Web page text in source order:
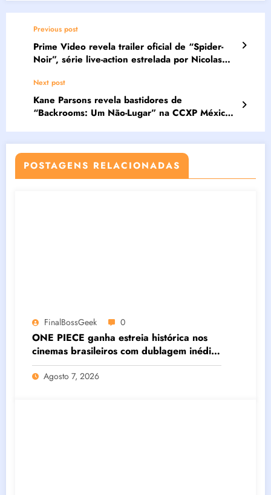
Previous post
Prime Video revela trailer oficial de “Spider-
Noir”, série live-action estrelada por Nicolas
Next post
Kane Parsons revela bastidores de
“Backrooms: Um Não-Lugar” na CCXP México:
POSTAGENS RELACIONADAS
FinalBossGeek 0
ONE PIECE ganha estreia histórica nos
cinemas brasileiros com dublagem inédita
e conteúdos especiais exclusivos
Agosto 7, 2026